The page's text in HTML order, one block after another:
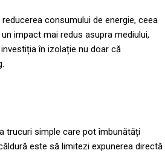
consumului de energie, ceea
impact mai redus asupra mediului,
în izolație nu doar că
trucuri simple care pot îmbunătăți
este să limitezi expunerea directă